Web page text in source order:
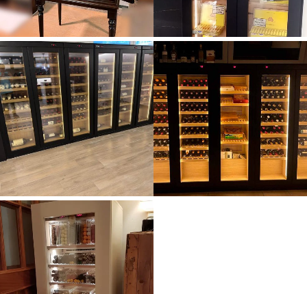
Pureras
Purera humidor para
puros para Hotel en
Dubai
Pureras
Purera humidor para
puros en Estanco Exp.
117 en Benidorm
(Alicante)
Vinotecas a medida
Vinoteca a medida
para vivienda
particular de Puzol
(Valencia)